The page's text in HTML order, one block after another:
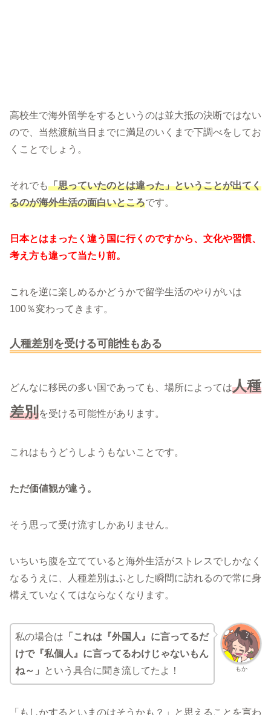
高校生で海外留学をするというのは並大抵の決断ではない
ので、当然渡航当日までに満足のいくまで下調べをしてお
くことでしょう。
それでも「思っていたのとは違った」ということが出てく
るのが海外生活の面白いところです。
日本とはまったく違う国に行くのですから、文化や習慣、
考え方も違って当たり前。
これを逆に楽しめるかどうかで留学生活のやりがいは
100％変わってきます。
人種差別を受ける可能性もある
どんなに移民の多い国であっても、場所によっては人種
差別を受ける可能性があります。
これはもうどうしようもないことです。
ただ価値観が違う。
そう思って受け流すしかありません。
いちいち腹を立てていると海外生活がストレスでしかなく
なるうえに、人種差別はふとした瞬間に訪れるので常に身
構えていなくてはならなくなります。
もか
私の場合は 「これは『外国人』に言ってるだ
けで『私個人』に言ってるわけじゃないもん
ね～」
という具合に聞き流してたよ！
「もしかするといまのはそうかも？」と思えることを言わ